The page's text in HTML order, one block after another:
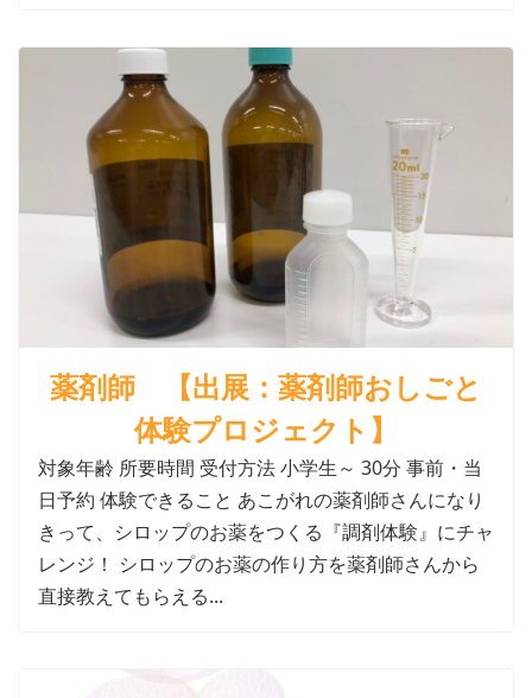
薬剤師 【出展：薬剤師おしごと
体験プロジェクト】
対象年齢 所要時間 受付方法 小学生～ 30分 事前・当
日予約 体験できること あこがれの薬剤師さんになり
きって、シロップのお薬をつくる『調剤体験』にチャ
レンジ！ シロップのお薬の作り方を薬剤師さんから
直接教えてもらえる...